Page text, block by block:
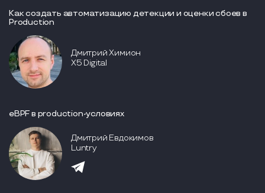
Как создать автоматизацию детекции и оценки сбоев в
Production
Дмитрий Химион
X5 Digital
eBPF в production-условиях
Дмитрий Евдокимов
Luntry